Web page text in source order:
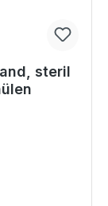
steril